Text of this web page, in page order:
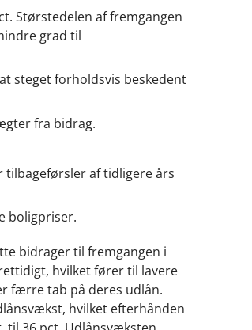
Størstedelen af fremgangen
grad til
steget forholdsvis beskedent
fra bidrag.
tilbageførsler af tidligere års
boligpriser.
bidrager til fremgangen i
hvilket fører til lavere
færre tab på deres udlån.
hvilket efterhånden